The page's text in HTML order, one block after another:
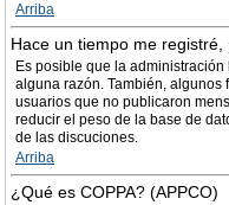
Arriba
Hace un tiempo me
Es posible que la
alguna razón. También,
usuarios que no publicaron
reducir el peso de la base de
de las discuciones.
Arriba
¿Qué es COPPA? (APPCO)